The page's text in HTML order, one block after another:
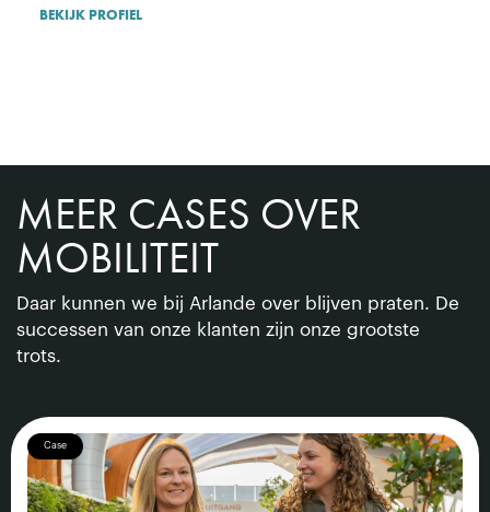
BEKIJK PROFIEL
MEER CASES OVER
MOBILITEIT
Daar kunnen we bij Arlande over blijven praten. De
successen van onze klanten zijn onze grootste
trots.
Case